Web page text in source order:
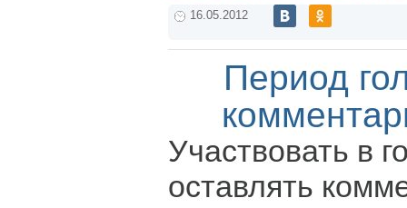
16.05.2012
Период
Участвовать в
оставлять